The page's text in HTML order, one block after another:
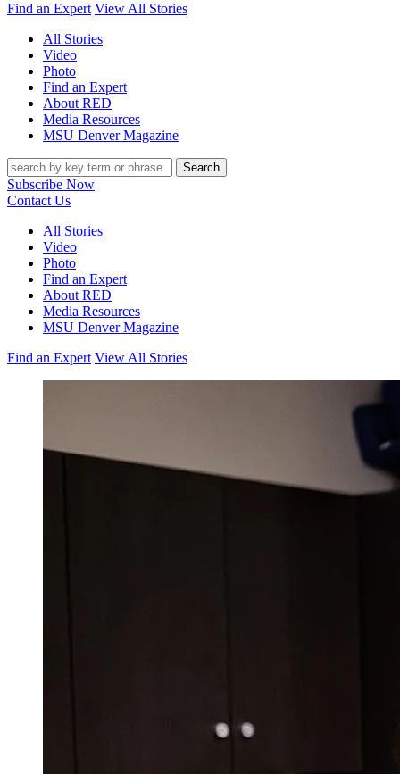
Find an Expert View All Stories
All Stories
Video
Photo
Find an Expert
About RED
Media Resources
MSU Denver Magazine
Search
Subscribe Now
Contact Us
All Stories
Video
Photo
Find an Expert
About RED
Media Resources
MSU Denver Magazine
Find an Expert View All Stories